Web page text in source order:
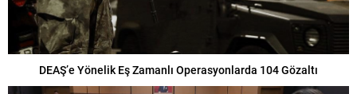
DEAŞ’e Yönelik Eş Zamanlı Operasyonlarda 104 Gözaltı